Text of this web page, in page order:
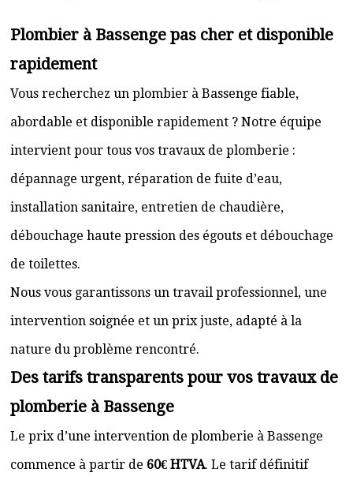
Plombier à Bassenge pas cher et disponible
rapidement
Vous recherchez un plombier à Bassenge fiable,
abordable et disponible rapidement ? Notre équipe
intervient pour tous vos travaux de plomberie :
dépannage urgent, réparation de fuite d’eau,
installation sanitaire, entretien de chaudière,
débouchage haute pression des égouts et débouchage
de toilettes.
Nous vous garantissons un travail professionnel, une
intervention soignée et un prix juste, adapté à la
nature du problème rencontré.
Des tarifs transparents pour vos travaux de
plomberie à Bassenge
Le prix d’une intervention de plomberie à Bassenge
commence à partir de 60€ HTVA. Le tarif définitif